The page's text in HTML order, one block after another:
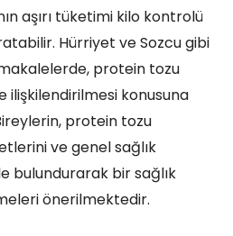
aşırı tüketimi kilo kontrolü
Hürriyet ve Sozcu gibi
protein tozu
ilişkilendirilmesi konusuna
protein tozu
ve genel sağlık
bulundurarak bir sağlık
önerilmektedir.